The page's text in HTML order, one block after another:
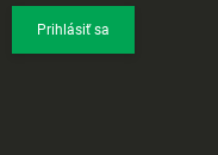
Prihlásiť sa